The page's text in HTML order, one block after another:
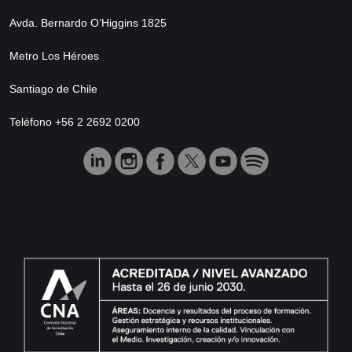
Avda. Bernardo O’Higgins 1825
Metro Los Héroes
Santiago de Chile
Teléfono +56 2 2692 0200